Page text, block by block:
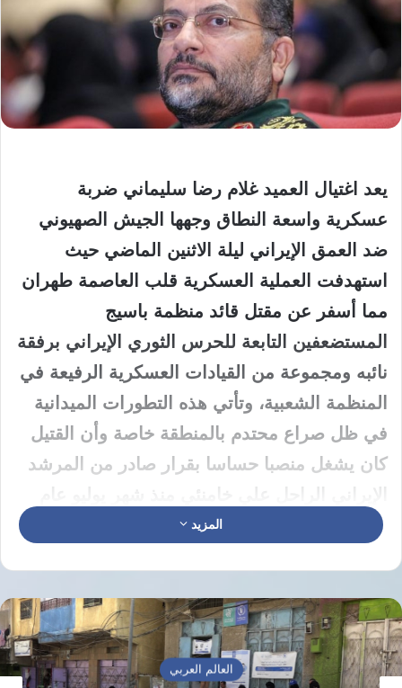
يعد اغتيال العميد غلام رضا سليماني ضربة
عسكرية واسعة النطاق وجهها الجيش الصهيوني
ضد العمق الإيراني ليلة الاثنين الماضي حيث
استهدفت العملية العسكرية قلب العاصمة طهران
مما أسفر عن مقتل قائد منظمة باسيج
المستضعفين التابعة للحرس الثوري الإيراني برفقة
نائبه ومجموعة من القيادات العسكرية الرفيعة في
المنظمة الشعبية، وتأتي هذه التطورات الميدانية
في ظل صراع محتدم بالمنطقة خاصة وأن القتيل
كان يشغل منصبا حساسا بقرار صادر من المرشد
2019 بناء على ترشيح مباشر من الجنرال حسين
المسيرة العسكرية للعميد غلام رضا سليماني
بدأ غلام رضا سليماني مشواره العسكري في
صفوف الحرس الثوري وتقلد مناصب ميدانية
المزيد
العالم العربي